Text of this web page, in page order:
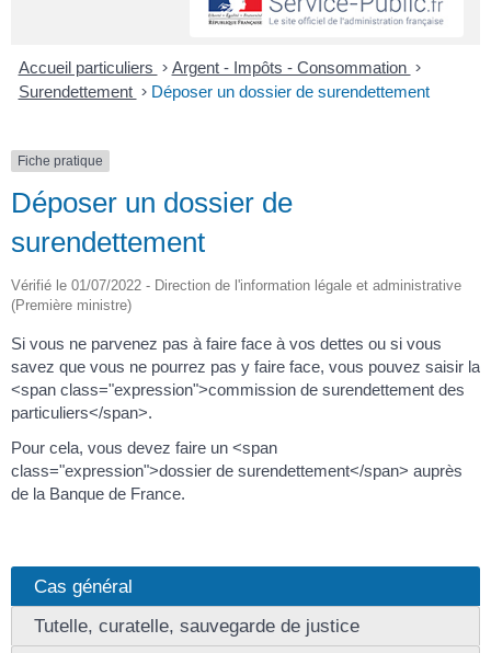
Accueil particuliers > Argent - Impôts - Consommation >
Surendettement > Déposer un dossier de surendettement
Fiche pratique
Déposer un dossier de
surendettement
Vérifié le 01/07/2022 - Direction de l'information légale et administrative
(Première ministre)
Si vous ne parvenez pas à faire face à vos dettes ou si vous
savez que vous ne pourrez pas y faire face, vous pouvez saisir la
<span class="expression">commission de surendettement des
particuliers</span>.
Pour cela, vous devez faire un <span
class="expression">dossier de surendettement</span> auprès
de la Banque de France.
Cas général
Tutelle, curatelle, sauvegarde de justice